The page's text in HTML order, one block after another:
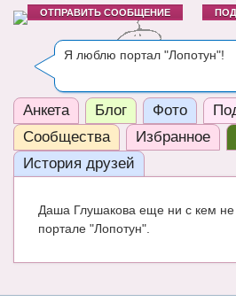
НОВОРОЖДЕННЫЙ
РАЗВИТИЕ
ВОПРОС-ОТВЕТ
ЧАТ
КНИГИ
Сказки
ОТПРАВИТЬ СООБЩЕНИЕ
Я люблю портал "Лопотун"!
Анкета Блог Фото
Сообщества
Избранное
История друзей
Даша Глушакова еще ни с кем
портале "Лопотун".